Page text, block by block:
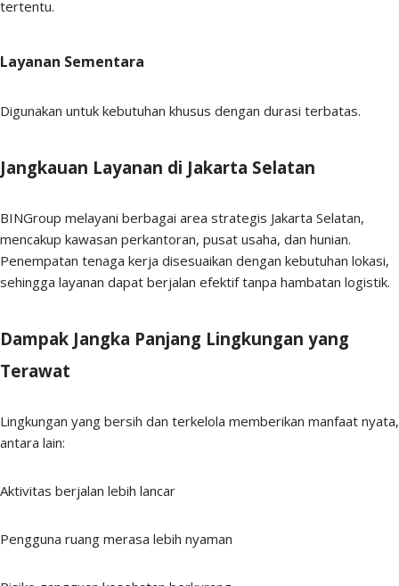
tertentu.
Layanan Sementara
Digunakan untuk kebutuhan khusus dengan durasi terbatas.
Jangkauan Layanan di Jakarta Selatan
BINGroup melayani berbagai area strategis Jakarta Selatan,
mencakup kawasan perkantoran, pusat usaha, dan hunian.
Penempatan tenaga kerja disesuaikan dengan kebutuhan lokasi,
sehingga layanan dapat berjalan efektif tanpa hambatan logistik.
Dampak Jangka Panjang Lingkungan yang
Terawat
Lingkungan yang bersih dan terkelola memberikan manfaat nyata,
antara lain:
Aktivitas berjalan lebih lancar
Pengguna ruang merasa lebih nyaman